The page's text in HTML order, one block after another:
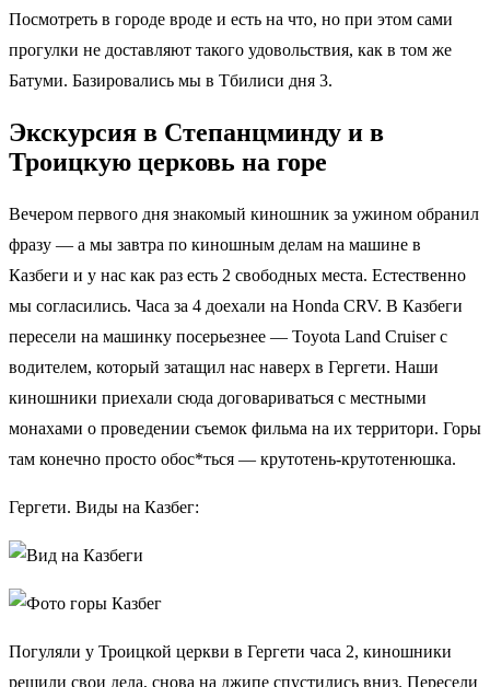
Посмотреть в городе вроде и есть на что, но при этом сами
прогулки не доставляют такого удовольствия, как в том же
Батуми. Базировались мы в Тбилиси дня 3.
Экскурсия в Степанцминду и в
Троицкую церковь на горе
Вечером первого дня знакомый киношник за ужином обранил
фразу — а мы завтра по киношным делам на машине в
Казбеги и у нас как раз есть 2 свободных места. Естественно
мы согласились. Часа за 4 доехали на Honda CRV. В Казбеги
пересели на машинку посерьезнее — Toyota Land Cruiser c
водителем, который затащил нас наверх в Гергети. Наши
киношники приехали сюда договариваться с местными
монахами о проведении съемок фильма на их территори. Горы
там конечно просто обос*ться — крутотень-крутотенюшка.
Гергети. Виды на Казбег:
Погуляли у Троицкой церкви в Гергети часа 2, киношники
решили свои дела, снова на джипе спустились вниз. Пересели